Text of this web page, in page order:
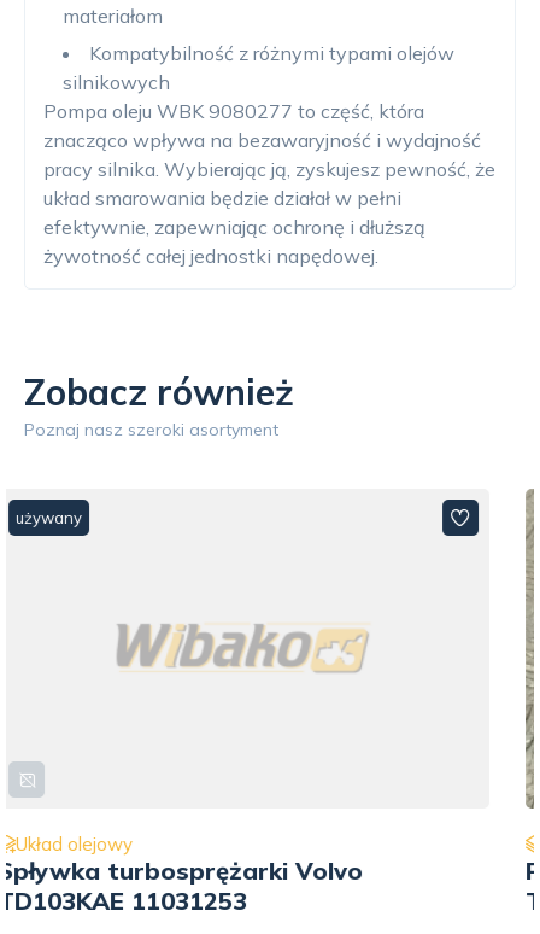
materiałom
Kompatybilność z różnymi typami olejów
silnikowych
Pompa oleju WBK 9080277 to część, która
znacząco wpływa na bezawaryjność i wydajność
pracy silnika. Wybierając ją, zyskujesz pewność, że
układ smarowania będzie działał w pełni
efektywnie, zapewniając ochronę i dłuższą
żywotność całej jednostki napędowej.
Zobacz również
Poznaj nasz szeroki asortyment
używany
Układ olejowy
Przewód olejowy do silnika Volvo
TD103 422819